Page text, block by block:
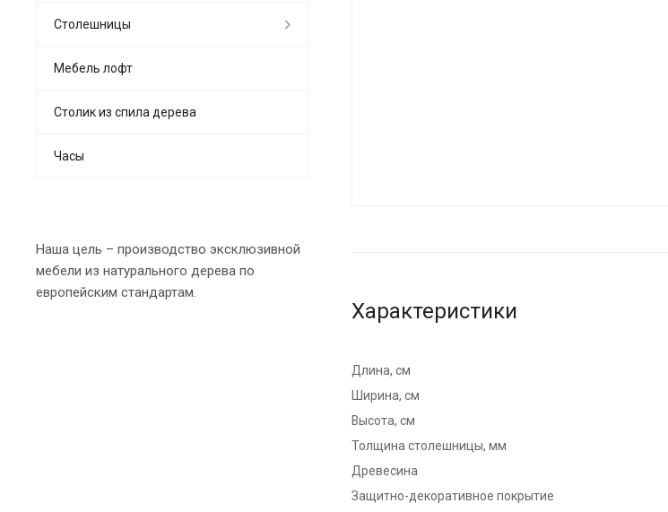
Характеристики
Длина, см
Ширина, см
Высота, см
Толщина столешницы, мм
Древесина
Защитно-декоративное покрытие
Столешницы
Мебель лофт
Столик из спила дерева
Часы
Наша цель – производство эксклюзивной
мебели из натурального дерева по
европейским стандартам.